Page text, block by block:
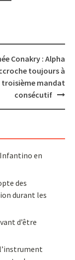
Conakry : Alpha
toujours à
troisième mandat
consécutif
en
des
durant les
d’être